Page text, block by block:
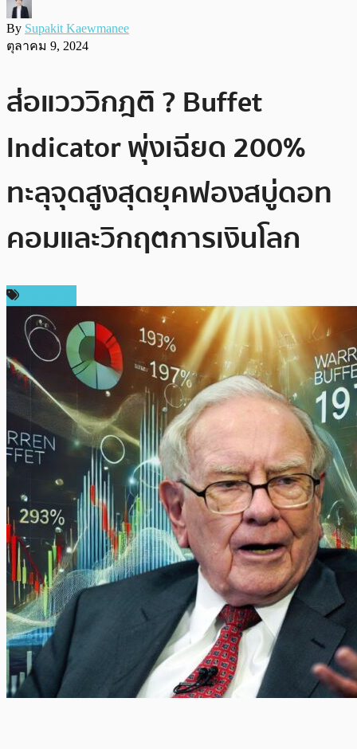
By Supakit Kaewmanee
ตุลาคม 9, 2024
ส่อแวววิกฎติ ? Buffet
Indicator พุ่งเฉียด 200%
ทะลุจุดสูงสุดยุคฟองสบู่ดอท
คอมและวิกฤตการเงินโลก